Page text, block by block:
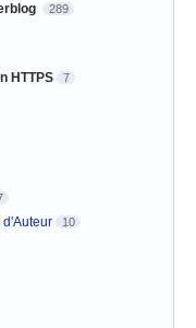
289
HTTPS 7
d'Auteur 10